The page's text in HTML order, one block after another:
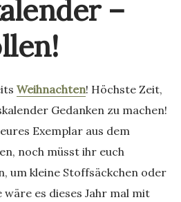
–
Weihnachten! Höchste Zeit,
Gedanken zu machen!
Exemplar aus dem
noch müsst ihr euch
um kleine Stoffsäckchen oder
wäre es dieses Jahr mal mit